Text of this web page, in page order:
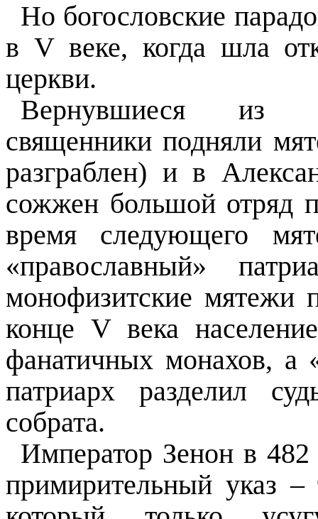
Но богословские
в V веке, когда шла
церкви.
Вернувшиеся из
священники подняли
разграблен) и в
сожжен большой отряд
время следующего
«православный»
монофизитские мятежи
конце V века
фанатичных монахов, а
патриарх разделил
собрата.
Император Зенон в 482
примирительный указ –